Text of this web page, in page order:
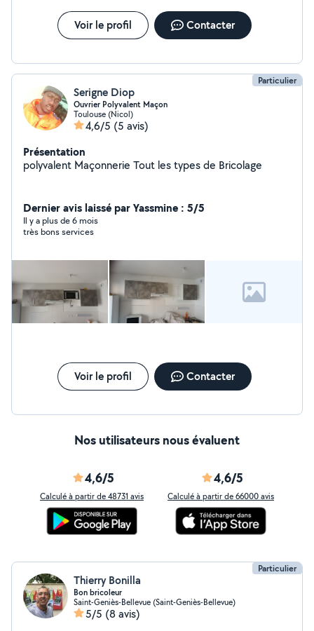
Voir le profil Contacter
Particulier
Serigne Diop
Ouvrier Polyvalent Maçon
Toulouse (Nicol)
4,6/5 (5 avis)
Présentation
polyvalent Maçonnerie Tout les types de Bricolage
Dernier avis laissé par Yassmine : 5/5
Il y a plus de 6 mois
très bons services
Voir le profil Contacter
Nos utilisateurs nous évaluent
4,6/5
Calculé à partir de 48731 avis
4,6/5
Calculé à partir de 66000 avis
Particulier
Thierry Bonilla
Bon bricoleur
Saint-Geniès-Bellevue (Saint-Geniès-Bellevue)
5/5 (8 avis)